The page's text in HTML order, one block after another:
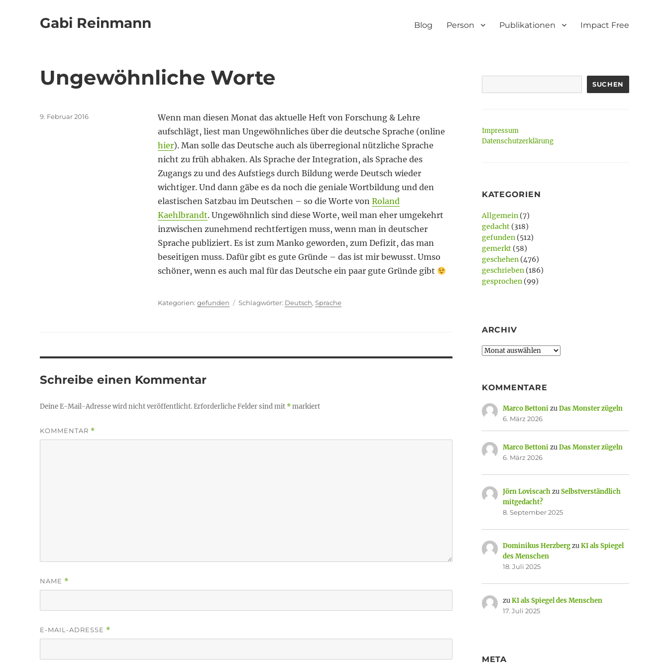
Gabi Reinmann Blog Person Publikationen Impact Free
Ungewöhnliche Worte
Wenn man diesen Monat das aktuelle Heft von Forschung & Lehre
aufschlägt, liest man Ungewöhnliches über die deutsche Sprache (online
hier). Man solle das Deutsche auch als überregional nützliche Sprache
nicht zu früh abhaken. Als Sprache der Integration, als Sprache des
Zugangs zu und des Aufstiegs durch Bildung werde Deutsch wieder
wichtiger. Und dann gäbe es da noch die geniale Wortbildung und den
elastischen Satzbau im Deutschen – so die Worte von Roland
Kaehlbrandt. Ungewöhnlich sind diese Worte, weil man eher umgekehrt
inzwischen zunehmend rechtfertigen muss, wenn man in deutscher
Sprache publiziert. Es ist zum Manko geworden, zum Defizit, das man
beseitigen muss. Dafür gibt es gute Gründe – das ist mir bewusst. Umso
schöner, wenn es auch mal für das Deutsche ein paar gute Gründe gibt
Kategorien
gefunden Schlagwörter
Deutsch, Sprache
Veröffentlicht
9. Februar 2016
Schreibe einen Kommentar
Deine E-Mail-Adresse wird nicht veröffentlicht.Erforderliche Felder sind mit *markiert
KOMMENTAR *
NAME *
E-MAIL-ADRESSE *
SUCHEN
Impressum
Datenschutzerklärung
KATEGORIEN
Allgemein(7)
gedacht(318)
gefunden(512)
gemerkt(58)
geschehen(476)
geschrieben(186)
gesprochen(99)
ARCHIV
Archiv
KOMMENTARE
Marco BettonizuDas Monster zügeln
6. März 2026
Marco BettonizuDas Monster zügeln
6. März 2026
Jörn LoviscachzuSelbstverständlich
mitgedacht?
8. September 2025
Dominikus HerzbergzuKI als Spiegel
des Menschen
18. Juli 2025
zuKI als Spiegel des Menschen
17. Juli 2025
META